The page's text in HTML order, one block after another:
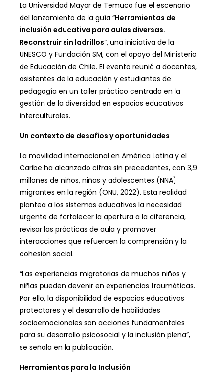
La Universidad Mayor de Temuco fue el escenario
del lanzamiento de la guía “Herramientas de
inclusión educativa para aulas diversas.
Reconstruir sin ladrillos“, una iniciativa de la
UNESCO y Fundación SM, con el apoyo del Ministerio
de Educación de Chile. El evento reunió a docentes,
asistentes de la educación y estudiantes de
pedagogía en un taller práctico centrado en la
gestión de la diversidad en espacios educativos
interculturales.
Un contexto de desafíos y oportunidades
La movilidad internacional en América Latina y el
Caribe ha alcanzado cifras sin precedentes, con 3,9
millones de niños, niñas y adolescentes (NNA)
migrantes en la región (ONU, 2022). Esta realidad
plantea a los sistemas educativos la necesidad
urgente de fortalecer la apertura a la diferencia,
revisar las prácticas de aula y promover
interacciones que refuercen la comprensión y la
cohesión social.
“Las experiencias migratorias de muchos niños y
niñas pueden devenir en experiencias traumáticas.
Por ello, la disponibilidad de espacios educativos
protectores y el desarrollo de habilidades
socioemocionales son acciones fundamentales
para su desarrollo psicosocial y la inclusión plena”,
se señala en la publicación.
Herramientas para la Inclusión